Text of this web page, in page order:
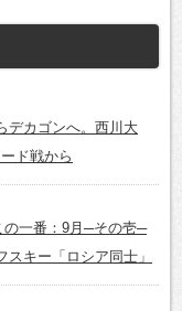
デカゴンへ。西川大
ド戦から
の一番：9月─その壱─
キー「ロシア同士」